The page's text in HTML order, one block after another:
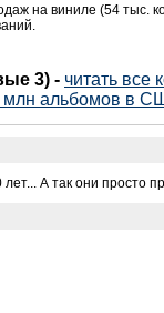
на виниле (54 тыс.
3) - читать все
альбомов в
А так они просто